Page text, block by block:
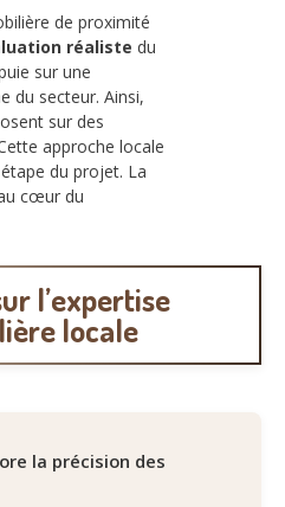
de proximité
réaliste du
sur une
du secteur. Ainsi,
sur des
approche locale
du projet. La
cœur du
l’expertise
locale
la précision des